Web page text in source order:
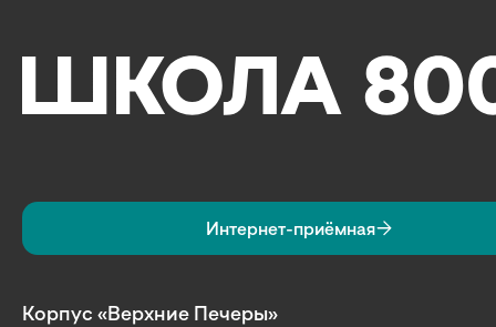
Интернет-приёмная
Корпус «Верхние Печеры»